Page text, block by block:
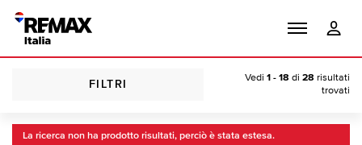
FILTRI
Vedi 1 - 18 di 28 risultati
trovati
La ricerca non ha prodotto risultati, perciò è stata estesa.